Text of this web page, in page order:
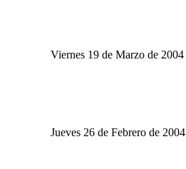
Viernes 19 de Marzo de 2004
Jueves 26 de Febrero de 2004